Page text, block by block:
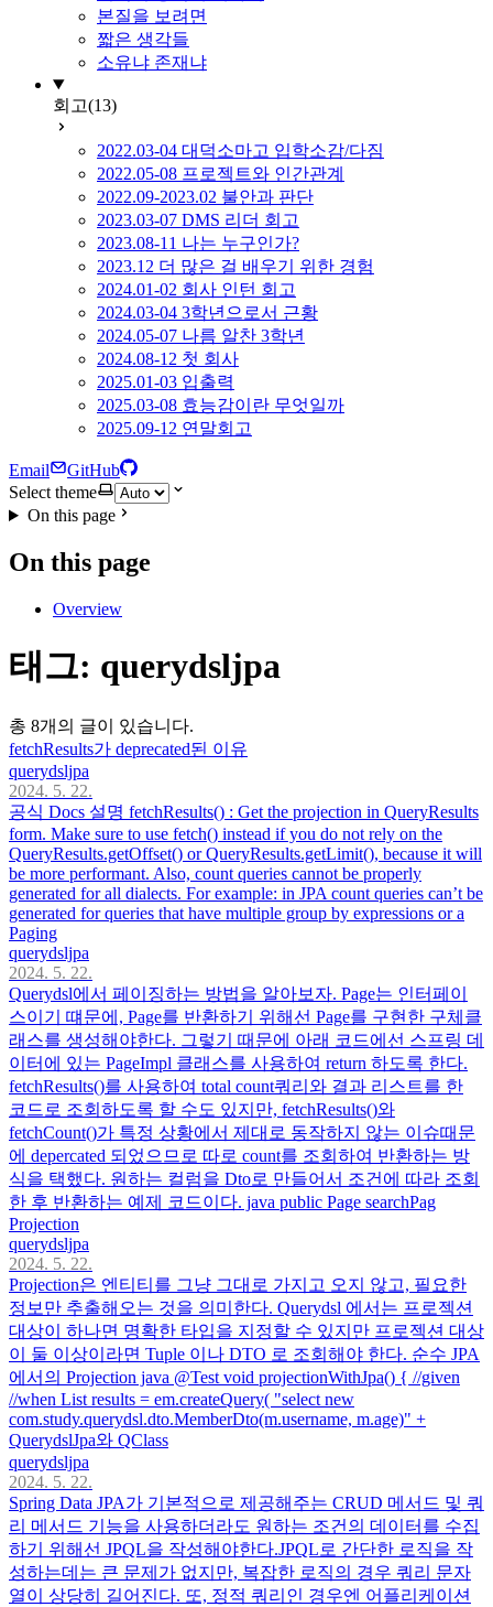
본질을 보려면
짧은 생각들
소유냐 존재냐
회고(13)
2022.03-04 대덕소마고 입학소감/다짐
2022.05-08 프로젝트와 인간관계
2022.09-2023.02 불안과 판단
2023.03-07 DMS 리더 회고
2023.08-11 나는 누구인가?
2023.12 더 많은 걸 배우기 위한 경험
2024.01-02 회사 인턴 회고
2024.03-04 3학년으로서 근황
2024.05-07 나름 알찬 3학년
2024.08-12 첫 회사
2025.01-03 입출력
2025.03-08 효능감이란 무엇일까
2025.09-12 연말회고
Email
GitHub
Select theme
On this page
On this page
Overview
태그: querydsljpa
총 8개의 글이 있습니다.
fetchResults가 deprecated된 이유
querydsljpa
2024. 5. 22.
공식 Docs 설명 fetchResults() : Get the projection in QueryResults
form. Make sure to use fetch() instead if you do not rely on the
QueryResults.getOffset() or QueryResults.getLimit(), because it will
be more performant. Also, count queries cannot be properly
generated for all dialects. For example: in JPA count queries can’t be
generated for queries that have multiple group by expressions or a
Paging
querydsljpa
2024. 5. 22.
Querydsl에서 페이징하는 방법을 알아보자. Page는 인터페이
스이기 떄문에, Page를 반환하기 위해선 Page를 구현한 구체클
래스를 생성해야한다. 그렇기 때문에 아래 코드에선 스프링 데
이터에 있는 PageImpl 클래스를 사용하여 return 하도록 한다.
fetchResults()를 사용하여 total count쿼리와 결과 리스트를 한
코드로 조회하도록 할 수도 있지만, fetchResults()와
fetchCount()가 특정 상황에서 제대로 동작하지 않는 이슈때문
에 depercated 되었으므로 따로 count를 조회하여 반환하는 방
식을 택했다. 원하는 컬럼을 Dto로 만들어서 조건에 따라 조회
한 후 반환하는 예제 코드이다. java public Page searchPag
Projection
querydsljpa
2024. 5. 22.
Projection은 엔티티를 그냥 그대로 가지고 오지 않고, 필요한
정보만 추출해오는 것을 의미한다. Querydsl 에서는 프로젝션
대상이 하나면 명확한 타입을 지정할 수 있지만 프로젝션 대상
이 둘 이상이라면 Tuple 이나 DTO 로 조회해야 한다. 순수 JPA
에서의 Projection java @Test void projectionWithJpa() { //given
//when List results = em.createQuery( "select new
com.study.querydsl.dto.MemberDto(m.username, m.age)" +
QuerydslJpa와 QClass
querydsljpa
2024. 5. 22.
Spring Data JPA가 기본적으로 제공해주는 CRUD 메서드 및 쿼
리 메서드 기능을 사용하더라도 원하는 조건의 데이터를 수집
하기 위해선 JPQL을 작성해야한다.JPQL로 간단한 로직을 작
성하는데는 큰 문제가 없지만, 복잡한 로직의 경우 쿼리 문자
열이 상당히 길어진다. 또, 정적 쿼리인 경우엔 어플리케이션